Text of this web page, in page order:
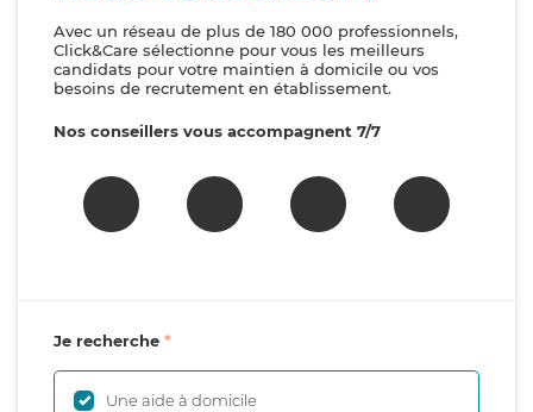
Avec un réseau de plus de 180 000 professionnels,
Click&Care sélectionne pour vous les meilleurs
candidats pour votre maintien à domicile ou vos
besoins de recrutement en établissement.
Nos conseillers vous accompagnent 7/7
Je recherche
Une aide à domicile